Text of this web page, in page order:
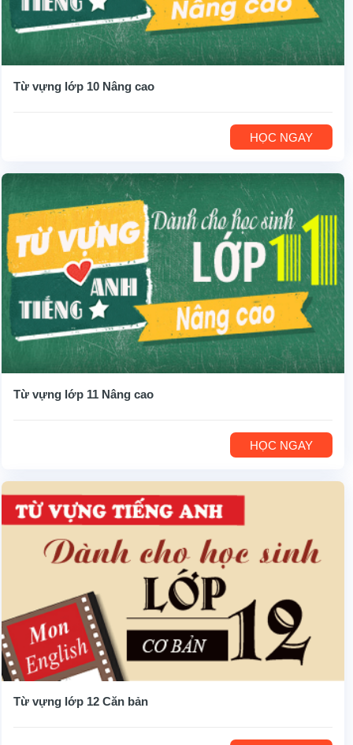
Từ vựng lớp 10 Nâng cao
HỌC NGAY
Từ vựng lớp 11 Nâng cao
HỌC NGAY
Từ vựng lớp 12 Căn bản